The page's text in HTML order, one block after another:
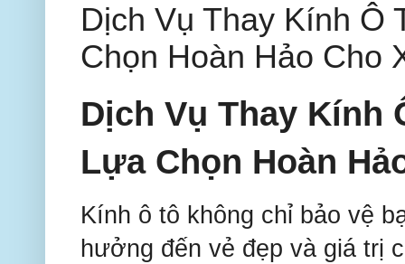
Dịch Vụ Thay Kính Ô
Chọn Hoàn Hảo Cho
Dịch Vụ Thay Kính
Lựa Chọn Hoàn
Kính ô tô không chỉ bảo vệ
hưởng đến vẻ đẹp và giá trị